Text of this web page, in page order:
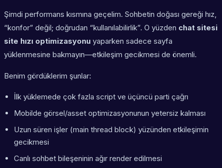
Şimdi performans kısmına geçelim. Sohbetin doğası gereği hız,
“konfor” değil; doğrudan “kullanılabilirlik”. O yüzden chat sitesi
site hızı optimizasyonu yaparken sadece sayfa
yüklenmesine bakmayın—etkileşim gecikmesi de önemli.
Benim gördüklerim şunlar:
İlk yüklemede çok fazla script ve üçüncü parti çağrı
Mobilde görsel/asset optimizasyonunun yetersiz kalması
Uzun süren işler (main thread block) yüzünden etkileşimin
gecikmesi
Canlı sohbet bileşeninin ağır render edilmesi